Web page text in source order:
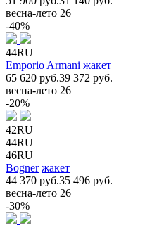
весна-лето 26
-40%
44RU
Emporio Armani жакет
65 620 руб.39 372 руб.
весна-лето 26
-20%
42RU
44RU
46RU
Bogner жакет
44 370 руб.35 496 руб.
весна-лето 26
-30%